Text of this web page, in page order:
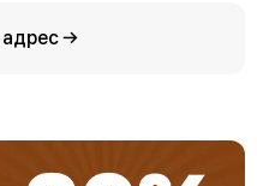
→